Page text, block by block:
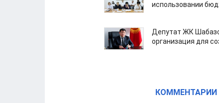
использовании
Депутат ЖК
организация для
КОММЕНТАРИИ